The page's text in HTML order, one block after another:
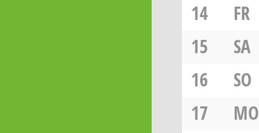
14
FR
15
SA
16
SO
17
MO